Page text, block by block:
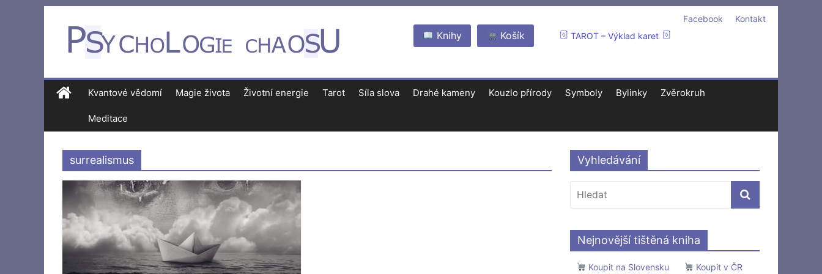
Kontakt
Facebook
TAROT – Výklad karet
Košík
Knihy
Kvantové vědomí Magie života Životní energie Tarot Síla slova Drahé kameny Kouzlo přírody Symboly Bylinky Zvěrokruh
Meditace
surrealismus Vyhledávání
Nejnovější tištěná kniha
Koupit na Slovensku Koupit v ČR